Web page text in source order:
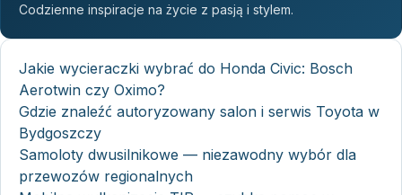
Codzienne inspiracje na życie z pasją i stylem.
Jakie wycieraczki wybrać do Honda Civic: Bosch
Aerotwin czy Oximo?
Gdzie znaleźć autoryzowany salon i serwis Toyota w
Bydgoszczy
Samoloty dwusilnikowe — niezawodny wybór dla
przewozów regionalnych